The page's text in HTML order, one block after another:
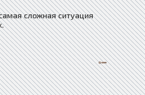
сложная ситуация